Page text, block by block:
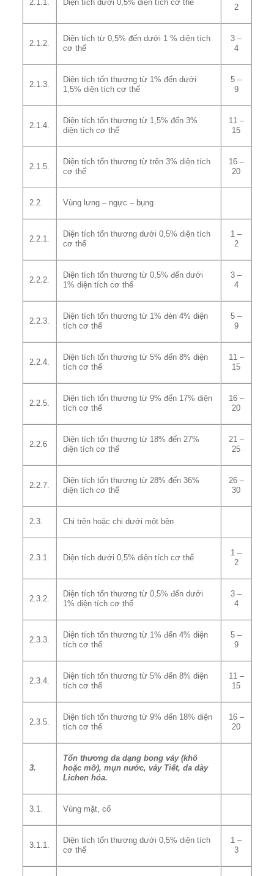
2.1.1. Diện tích dưới 0,5% diện tích cơ thể
2
2.1.2.
Diện tích từ 0,5% đến dưới 1 % diện tích
cơ thể
3 –
4
2.1.3.
Diện tích tổn thương từ 1% đến dưới
1,5% diện tích cơ thể
5 –
9
2.1.4.
Diện tích tổn thương từ 1,5% đến 3%
diện tích cơ thể
11 –
15
2.1.5.
Diện tích tổn thương từ trên 3% diện tích
cơ thể
16 –
20
2.2. Vùng lưng – ngực – bụng
2.2.1.
Diện tích tổn thương dưới 0,5% diện tích
cơ thể
1 –
2
2.2.2.
Diện tích tổn thương từ 0,5% đến dưới
1% diện tích cơ thể
3 –
4
2.2.3.
Diện tích tổn thương từ 1% đèn 4% diện
tích cơ thể
5 –
9
2.2.4.
Diện tích tổn thương từ 5% đến 8% diện
tích cơ thể
11 –
15
2.2.5.
Diện tích tổn thương từ 9% đến 17% diện
tích cơ thể
16 –
20
2.2.6
Diện tích tổn thương từ 18% đến 27%
diện tích cơ thể
21 –
25
2.2.7.
Diện tích tổn thương từ 28% đến 36%
diện tích cơ thể
26 –
30
2.3. Chi trên hoặc chi dưới một bên
2.3.1. Diện tích dưới 0,5% diện tích cơ thể
1 –
2
2.3.2.
Diện tích tổn thương từ 0,5% đến dưới
1% diện tích cơ thể
3 –
4
2.3.3.
Diện tích tổn thương từ 1% đến 4% diện
tích cơ thể
5 –
9
2.3.4.
Diện tích tổn thương từ 5% đến 8% diện
tích cơ thể
11 –
15
2.3.5.
Diện tích tổn thương từ 9% đến 18% diện
tích cơ thể
16 –
20
3.
Tổn thương da dạng bong vảy (khô
hoặc mỡ), mụn nước, vảy Tiết, da dày
Lichen hóa.
3.1. Vùng mặt, cổ
3.1.1.
Diện tích tổn thương dưới 0,5% diện tích
cơ thể
1 –
3